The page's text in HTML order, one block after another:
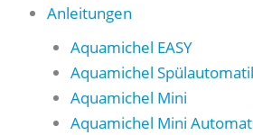
Anleitungen
Aquamichel EASY
Aquamichel
Aquamichel Mini
Aquamichel Mini